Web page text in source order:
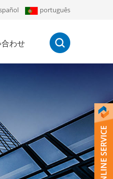
português
わせ